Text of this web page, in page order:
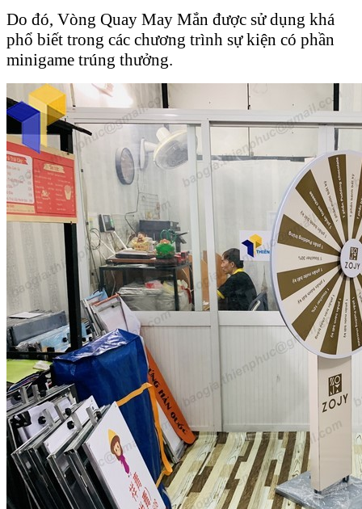
Do đó, Vòng Quay May Mắn được sử dụng khá
phổ biết trong các chương trình sự kiện có phần
minigame trúng thưởng.